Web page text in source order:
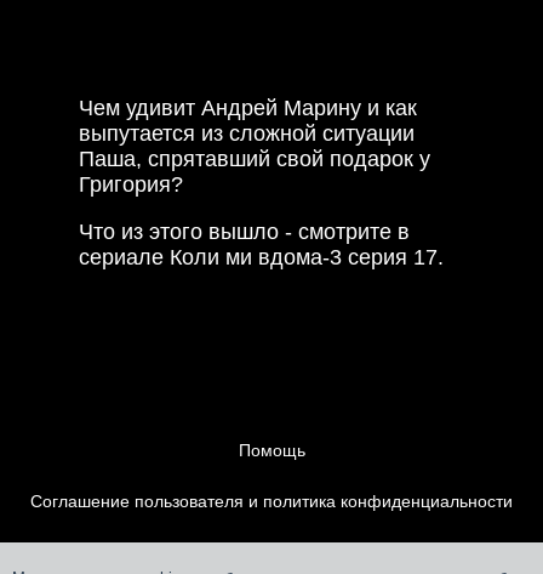
Чем удивит Андрей Марину и как
выпутается из сложной ситуации
Паша, спрятавший свой подарок у
Григория?
Что из этого вышло - смотрите в
сериале Коли ми вдома-3 серия 17.
Помощь
Соглашение пользователя и политика конфиденциальности